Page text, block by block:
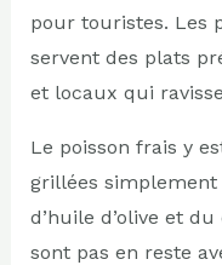
pour touristes. Les
servent des plats
et locaux qui
Le poisson frais y
grillées
d’huile d’olive et
sont pas en reste